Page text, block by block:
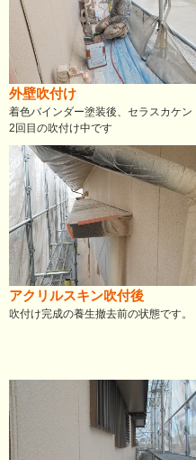
外壁吹付け
着色バインダー塗装後、セラスカケン
2回目の吹付け中です
アクリルスキン吹付後
吹付け完成の養生撤去前の状態です。